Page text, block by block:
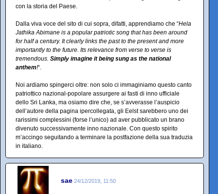
con la storia del Paese.
Dalla viva voce del sito di cui sopra, difatti, apprendiamo che “Hela
Jathika Abimane is a popular patriotic song that has been around
for half a century. It clearly links the past to the present and more
importantly to the future. Its relevance from verse to verse is
tremendous. Simply imagine it being sung as the national
anthem!“.
Noi ardiamo spingerci oltre: non solo ci immaginiamo questo canto
patriottico nazional-popolare assurgere ai fasti di inno ufficiale
dello Sri Lanka, ma osiamo dire che, se s’avverasse l’auspicio
dell’autore della pagina ipercollegata, gli Eelst sarebbero uno dei
rarissimi complessini (forse l’unico) ad aver pubblicato un brano
divenuto successivamente inno nazionale. Con questo spirito
m’accingo seguitando a terminare la postfazione della sua traduzia
in italiano.
sae 24/12/2019, 11:50